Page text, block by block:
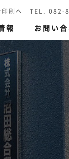
印刷へ TEL.
報 お問い
印刷）環境保護印